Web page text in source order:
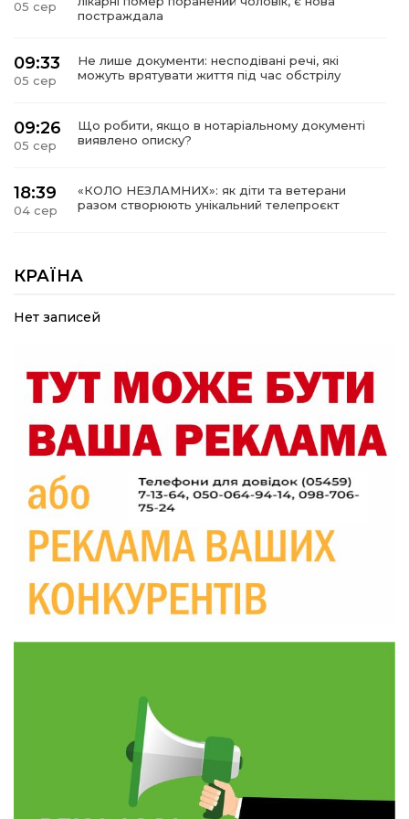
05 сер
постраждала
09:33
05 сер
Не лише документи: несподівані речі, які
можуть врятувати життя під час обстрілу
09:26
05 сер
Що робити, якщо в нотаріальному документі
виявлено описку?
18:39
04 сер
«КОЛО НЕЗЛАМНИХ»: як діти та ветерани
разом створюють унікальний телепроєкт
04 сер
прикордоння до втраченого дому
19:36
Пишіть листи самому собі, або як уникнути
19:29
30 лип
«Все закінчиться, приїду й одружуся…»: Пам’яті
26-річного Захисника Богдана Ємця (ВІДЕО)
20:06
Паливо по 100 грн та ризик дефіциту: чому в
28 лип
Житлові сертифікати, підготовка до зими та
підтримка ВПО: підсумки засідання виконкому
Краснопільської селищної ради
10:36
28 лип
Валентина Масалітіна: «Нас тримає віра в
Перемогу і повернення додому»
Обмежено придатний, але безмежно
вмотивований: Як колишній лісівник став асом
артилерії
490 пацієнтів та 15 відвіданих сіл: МБФ
«Альянс громадського здоров’я» підбив
КРАЇНА
Нет записей